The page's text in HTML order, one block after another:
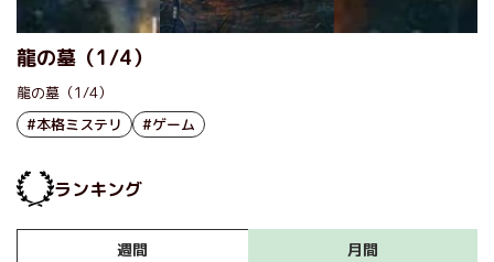
龍の墓（1/4）
龍の墓（1/4）
#本格ミステリ
#ゲーム
ランキング
週間 月間